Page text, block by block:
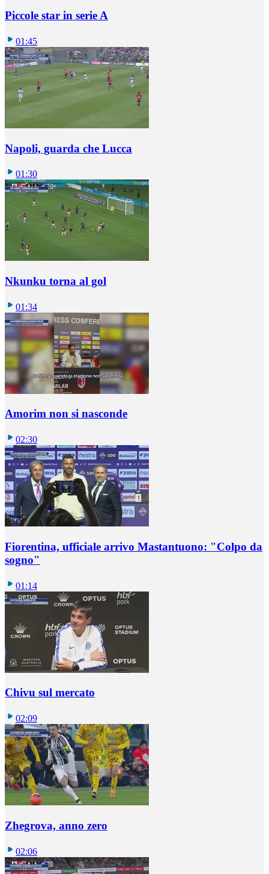
Piccole star in serie A
01:45
Napoli, guarda che Lucca
01:30
Nkunku torna al gol
01:34
Amorim non si nasconde
02:30
Fiorentina, ufficiale arrivo Mastantuono: "Colpo da
sogno"
01:14
Chivu sul mercato
02:09
Zhegrova, anno zero
02:06